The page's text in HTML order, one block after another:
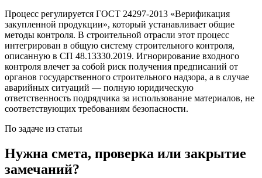
Процесс регулируется ГОСТ 24297-2013 «Верификация
закупленной продукции», который устанавливает общие
методы контроля. В строительной отрасли этот процесс
интегрирован в общую систему строительного контроля,
описанную в СП 48.13330.2019. Игнорирование входного
контроля влечет за собой риск получения предписаний от
органов государственного строительного надзора, а в случае
аварийных ситуаций — полную юридическую
ответственность подрядчика за использование материалов, не
соответствующих требованиям безопасности.
По задаче из статьи
Нужна смета, проверка или закрытие
замечаний?